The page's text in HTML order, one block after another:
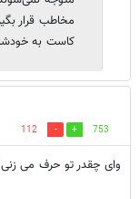
مخاطب قرار
کاست به
753
112
وای چقدر تو حرف می